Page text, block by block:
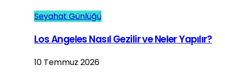
Seyahat Günlüğü
Los Angeles Nasıl Gezilir ve Neler Yapılır?
10 Temmuz 2026